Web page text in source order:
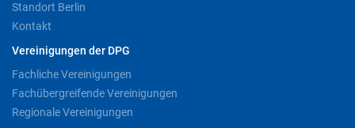
Standort Berlin
Kontakt
Vereinigungen der DPG
Fachliche Vereinigungen
Fachübergreifende Vereinigungen
Regionale Vereinigungen